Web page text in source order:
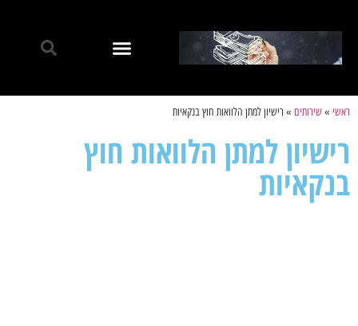
ראשי »שירותים » רישיון למתן הלוואות חוץ בנקאיות
רישיון למתן הלוואות חוץ
בנקאיות